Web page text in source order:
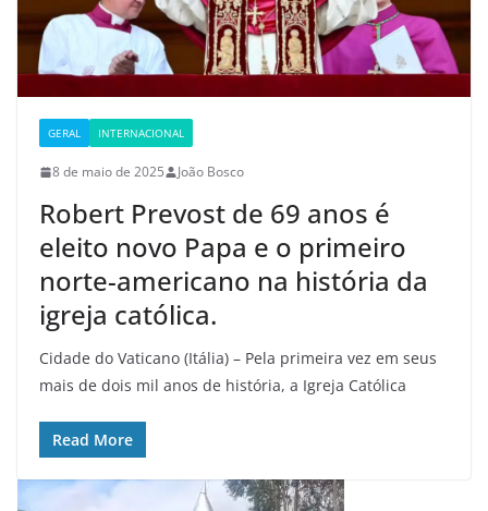
GERAL INTERNACIONAL
8 de maio de 2025 João Bosco
Robert Prevost de 69 anos é
eleito novo Papa e o primeiro
norte-americano na história da
igreja católica.
Cidade do Vaticano (Itália) – Pela primeira vez em seus
mais de dois mil anos de história, a Igreja Católica
Read More